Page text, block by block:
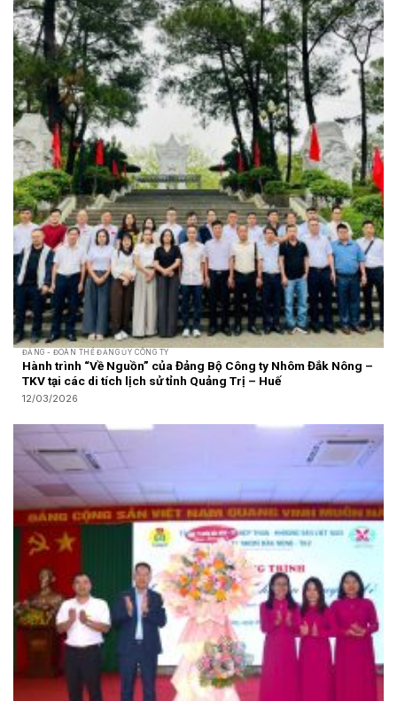
ĐẢNG - ĐOÀN THỂ ĐẢNG ỦY CÔNG TY
Hành trình “Về Nguồn” của Đảng Bộ Công ty Nhôm Đắk Nông –
TKV tại các di tích lịch sử tỉnh Quảng Trị – Huế
12/03/2026